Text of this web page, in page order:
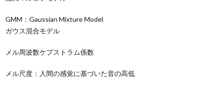
GMM：Gaussian Mixture Model
ガウス混合モデル
メル周波数ケプストラム係数
メル尺度：人間の感覚に基づいた音の高低